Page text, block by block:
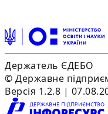
Держатель ЄДЕБО
© Державне
Версія 1.2.8 |